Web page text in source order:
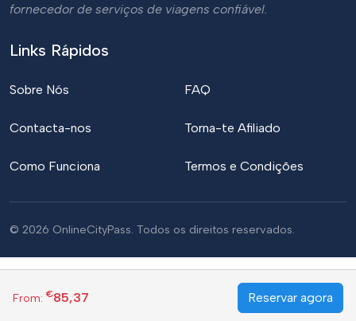
From: €85,37 Reservar agora
fornecedor de serviços de viagens confiável.
Links Rápidos
Sobre Nós
Contacta-nos
Como Funciona
FAQ
Torna-te Afiliado
Termos e Condições
© 2026 OnlineCityPass. Todos os direitos reservados.